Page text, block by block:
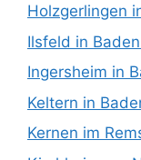
Holzgerlingen
Ilsfeld in
Ingersheim in
Keltern in
Kernen im